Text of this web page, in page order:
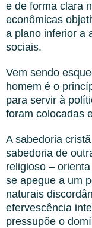
e de forma clara
econômicas
a plano inferior a
sociais.
Vem sendo
homem é o
para servir à
foram colocadas
A sabedoria
sabedoria de
religioso –
se apegue a um
naturais
efervescência
pressupõe o